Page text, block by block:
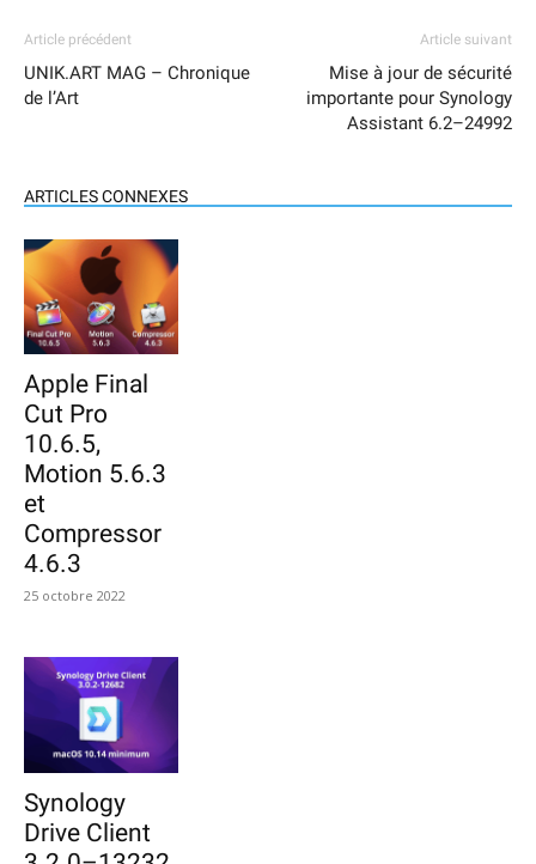
Article précédent
UNIK.ART MAG – Chronique
de l’Art
Article suivant
Mise à jour de sécurité
importante pour Synology
Assistant 6.2–24992
ARTICLES CONNEXES
Apple Final
Cut Pro
10.6.5,
Motion 5.6.3
et
Compressor
4.6.3
25 octobre 2022
Synology
Drive Client